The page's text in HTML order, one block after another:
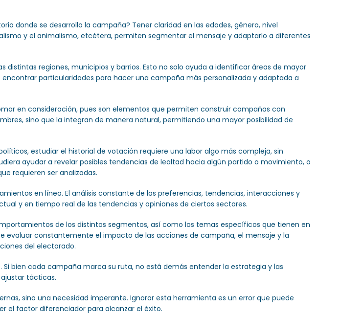
donde se desarrolla la campaña? Tener claridad en las edades, género, nivel
y el animalismo, etcétera, permiten segmentar el mensaje y adaptarlo a diferentes
regiones, municipios y barrios. Esto no solo ayuda a identificar áreas de mayor
particularidades para hacer una campaña más personalizada y adaptada a
en consideración, pues son elementos que permiten construir campañas con
sino que la integran de manera natural, permitiendo una mayor posibilidad de
estudiar el historial de votación requiere una labor algo más compleja, sin
ayudar a revelar posibles tendencias de lealtad hacia algún partido o movimiento, o
requieren ser analizadas.
en línea. El análisis constante de las preferencias, tendencias, interacciones y
y en tiempo real de las tendencias y opiniones de ciertos sectores.
de los distintos segmentos, así como los temas específicos que tienen en
evaluar constantemente el impacto de las acciones de campaña, el mensaje y la
del electorado.
bien cada campaña marca su ruta, no está demás entender la estrategia y las
tácticas.
sino una necesidad imperante. Ignorar esta herramienta es un error que puede
el factor diferenciador para alcanzar el éxito.